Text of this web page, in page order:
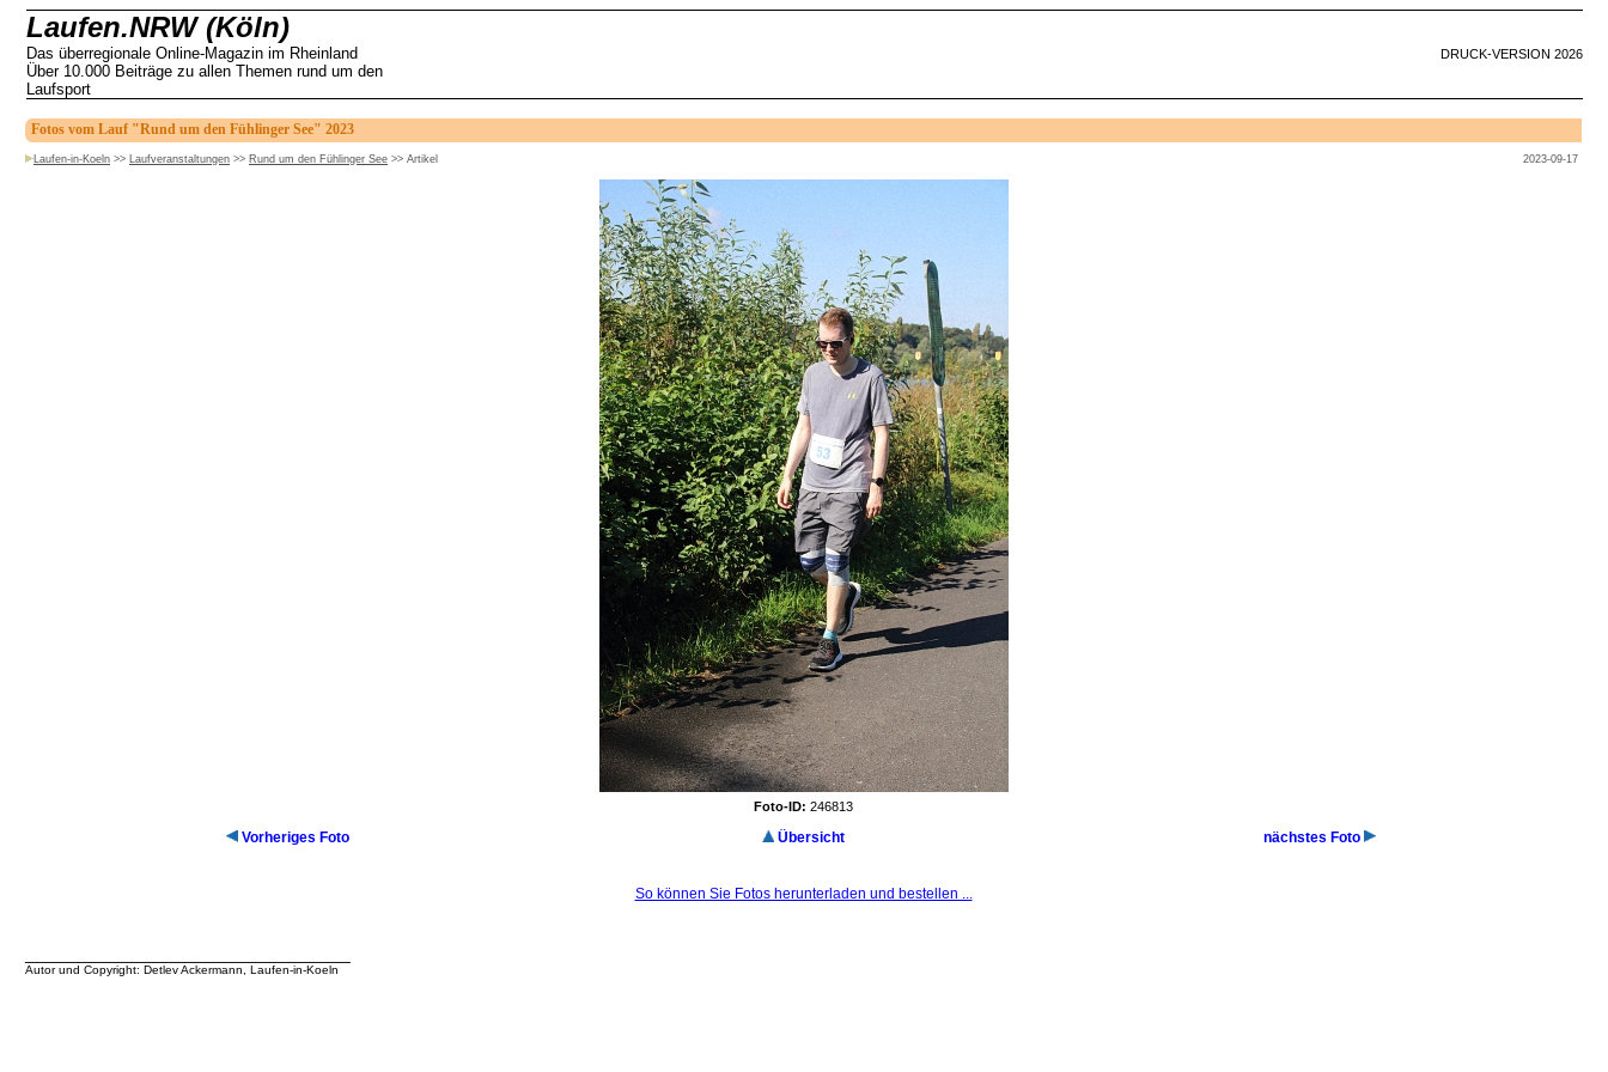
Laufen.NRW (Köln)
Das überregionale Online-Magazin im Rheinland
Über 10.000 Beiträge zu allen Themen rund um den
Laufsport
DRUCK-VERSION 2026
Fotos vom Lauf "Rund um den Fühlinger See" 2023
Laufen-in-Koeln >> Laufveranstaltungen >> Rund um den Fühlinger See >> Artikel 2023-09-17
Foto-ID: 246813
Vorheriges Foto Übersicht nächstes Foto
So können Sie Fotos herunterladen und bestellen ...
Autor und Copyright: Detlev Ackermann, Laufen-in-Koeln